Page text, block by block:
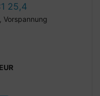
25,4
Vorspannung